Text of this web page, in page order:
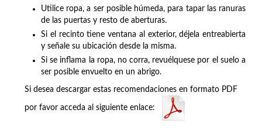
Utilice ropa, a ser posible húmeda, para tapar las ranuras
de las puertas y resto de aberturas.
Si el recinto tiene ventana al exterior, déjela entreabierta
y señale su ubicación desde la misma.
Si se inflama la ropa, no corra, revuélquese por el suelo a
ser posible envuelto en un abrigo.
Si desea descargar estas recomendaciones en formato PDF
por favor acceda al siguiente enlace: